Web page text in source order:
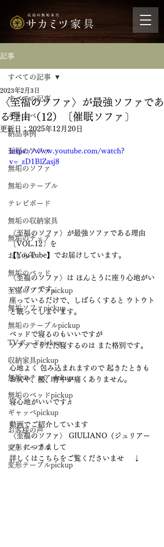
記事
すべての記事
ギャッベ
納品事例
至福のソファ
無垢のソファ
無垢のテーブル
テレビボード
無垢の収納家具
無垢のチェア
おしらせ
無垢のベッド
至福のソファpickup
無垢ソファpickup
無垢のテーブルpickup
TVボードpickup
収納家具pickup
無垢のチェアpickup
無垢のベッドpickup
ギャッベpickup
お客様の声
変形テーブル
変形テーブルpickup
すべての記事
〈至福のソファ〉が最強ソファであ
る理由（12）〔催眠ソファ〕
2023年2月3日
更新日：2025年12月20日
https://www.youtube.com/watch?
v=_zD1BlZasj8
〈至福のソファ〉が最強ソファである理由
〔VOL.12〕を
【YouTube】でお届けしています。
〈至福のソファ〉は ほんとうに座り心地がい
いソファです。
座っているだけで、しばらくすると ウトウト
と眠ってしまいます。
ベッドで寝るのもいいですが
ソファでうたた寝するのは また格別です。
心地よく 包み込まれますので 起きたときも
お尻や、腰、背中が痛くありません。
寝心地がいいです♬
動画でご紹介しています
〈至福のソファ〉 GIULIANO（ジュリアー
ノ）につきまして
詳しくはこちらをご覧くださいませ 　↓